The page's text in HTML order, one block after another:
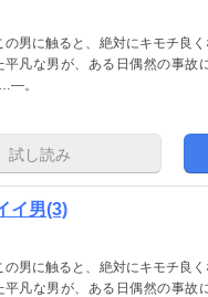
平凡な男が、ある日偶然の事故
。
試し読み
イ男(3)
平凡な男が、ある日偶然の事故